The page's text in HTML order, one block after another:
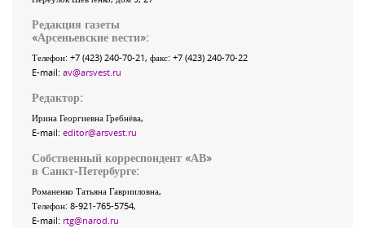
Редакция газеты
«Арсеньевские вести»:
Телефон: +7 (423) 240-70-21, факс: +7 (423) 240-70-22
E-mail: av@arsvest.ru
Редактор:
Ирина Георгиевна Гребнёва,
E-mail: editor@arsvest.ru
Собственный корреспондент «АВ»
в Санкт-Петербурге:
Романенко Татьяна Гаврииловна,
Телефон: 8-921-765-5754,
E-mail: rtg@narod.ru